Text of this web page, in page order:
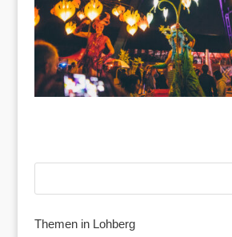
Themen in Lohberg